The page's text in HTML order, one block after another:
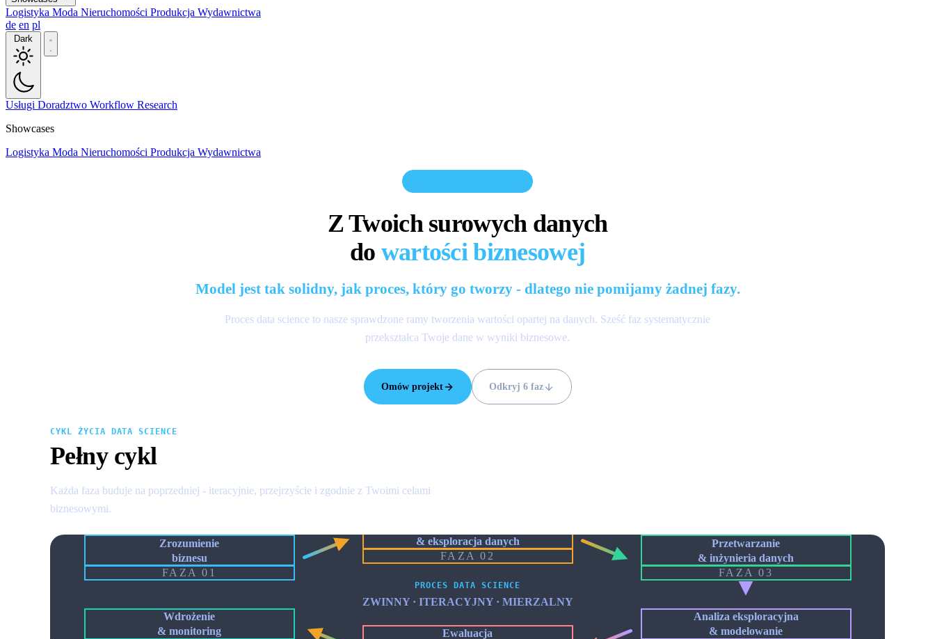
Logistyka Moda Nieruchomości Produkcja Wydawnictwa
de en pl
Dark
Usługi Doradztwo Workflow Research
Showcases
Logistyka Moda Nieruchomości Produkcja Wydawnictwa
Proces data science to nasze sprawdzone ramy tworzenia wartości opartej na danych. Sześć faz systematycznie
przekształca Twoje dane w wyniki biznesowe.
Z Twoich surowych danych
do wartości biznesowej
Model jest tak solidny, jak proces, który go tworzy - dlatego nie pomijamy żadnej fazy.
Omów projekt Odkryj 6 faz
CYKL ŻYCIA DATA SCIENCE
Pełny cykl
Każda faza buduje na poprzedniej - iteracyjnie, przejrzyście i zgodnie z Twoimi celami
biznesowymi.
PROCES DATA SCIENCE
ZWINNY · ITERACYJNY · MIERZALNY
Zrozumienie
biznesu
FAZA 01
& eksploracja danych
FAZA 02
Przetwarzanie
& inżynieria danych
FAZA 03
Analiza eksploracyjna
& modelowanie
Ewaluacja
Wdrożenie
& monitoring